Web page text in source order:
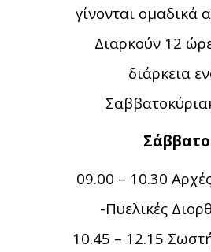
γίνονται ομαδικά
Διαρκούν 12
διάρκεια
Σάββατο
09.00 – 10.30
-Πυελικές
10.45 – 12.15